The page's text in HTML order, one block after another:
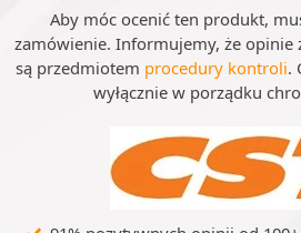
Aby móc ocenić ten produkt,
zamówienie. Informujemy, że opinie
są przedmiotem procedury kontroli.
wyłącznie w porządku